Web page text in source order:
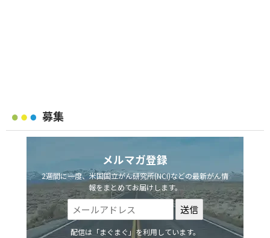
募集
メルマガ登録
2週間に一度、米国国立がん研究所(NCI)などの最新がん情
報をまとめてお届けします。
配信は「まぐまぐ」を利用しています。